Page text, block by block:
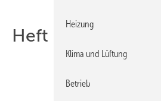
Heft 08-2011
Heizung
Klima und Lüftung
Betrieb